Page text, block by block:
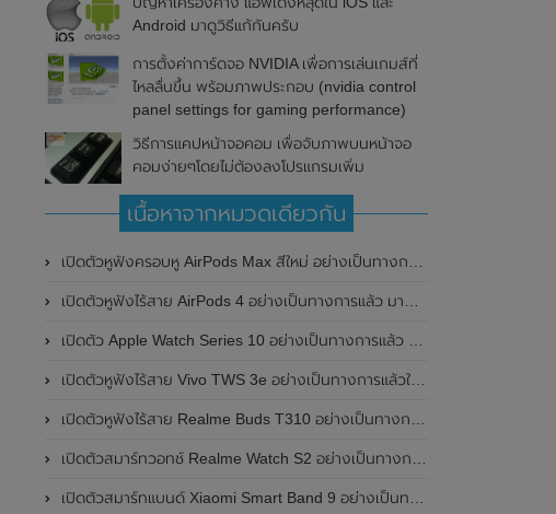
Android มาดูวิธีแก้กันครับ
การตั้งค่าการ์ดจอ NVIDIA เพื่อการเล่นเกมส์ที่
ไหลลื่นขึ้น พร้อมภาพประกอบ (nvidia control
panel settings for gaming performance)
วิธีการแคปหน้าจอคอม เพื่อจับภาพบนหน้าจอ
คอมง่ายๆโดยไม่ต้องลงโปรแกรมเพิ่ม
เนื้อหาจากหมวดเดียวกัน
เปิดตัวหูฟังครอบหู AirPods Max สีใหม่ อย่างเป็นทางการแล้ว
เปิดตัวหูฟังไร้สาย AirPods 4 อย่างเป็นทางการแล้ว มาพร้อม ANC และฟีเจอร์ใหม่มากมาย
เปิดตัว Apple Watch Series 10 อย่างเป็นทางการแล้ว มาพร้อมชิปเซ็ตรุ่น S10
เปิดตัวหูฟังไร้สาย Vivo TWS 3e อย่างเป็นทางการแล้วในประเทศอินเดีย มาพร้อมระบบตัดเสียงรบกวน ANC ที่ 30dB , ป้องกันฝุ่นและกันน้ำที่ระดับ IP54 , แบตเตอรี่สามารถใช้งานนานสูงสุด 36 ชั่วโมง
เปิดตัวหูฟังไร้สาย Realme Buds T310 อย่างเป็นทางการในประเทศอินเดีย มาพร้อมระบบตัดเสียงรบกวน ANC สูงสุด 46dB , เสียงรอบทิศทาง 360 องศา , แบตเตอรี่สามารถใช้งานได้นานสูงสุด 40 ชั่วโมง
เปิดตัวสมาร์ทวอทช์ Realme Watch S2 อย่างเป็นทางการในประเทศอินเดีย มาพร้อมตัวเรือนสแตนเลสสตีล , หน้าจอแสดงผล AMOLED ขนาด 1.43 นิ้ว , แบตเตอรี่ขนาดใหญ่ใช้งานได้นาน 20 วัน และรองรับคำสั่งเสียง Super AI Engine ที่ขับเคลื่อนโดย ChatGPT
เปิดตัวสมาร์ทแบนด์ Xiaomi Smart Band 9 อย่างเป็นทางการแล้ว มาพร้อมหน้าจอ AMOLED ขนาด 1.62 นิ้ว , ตัวเรือนเป็นโลหะ และแบตเตอรี่สุดอึดสามารถใช้งานได้นานถึง 21 วัน